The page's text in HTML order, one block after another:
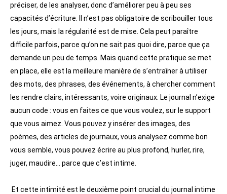
préciser, de les analyser, donc d’améliorer peu à peu ses
capacités d’écriture. Il n’est pas obligatoire de scribouiller tous
les jours, mais la régularité est de mise. Cela peut paraître
difficile parfois, parce qu’on ne sait pas quoi dire, parce que ça
demande un peu de temps. Mais quand cette pratique se met
en place, elle est la meilleure manière de s’entraîner à utiliser
des mots, des phrases, des événements, à chercher comment
les rendre clairs, intéressants, voire originaux. Le journal n’exige
aucun code : vous en faites ce que vous voulez, sur le support
que vous aimez. Vous pouvez y insérer des images, des
poèmes, des articles de journaux, vous analysez comme bon
vous semble, vous pouvez écrire au plus profond, hurler, rire,
juger, maudire… parce que c’est intime.
Et cette intimité est le deuxième point crucial du journal intime